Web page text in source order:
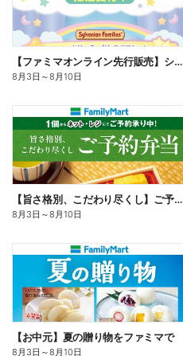
【ファミマオンライン先行販売】シルバニアファミリー
8月3日 ～8月10日
【旨さ格別、こだわり尽くし】ご予約弁当
8月3日 ～8月10日
【お中元】夏の贈り物をファミマで
8月3日 ～8月10日